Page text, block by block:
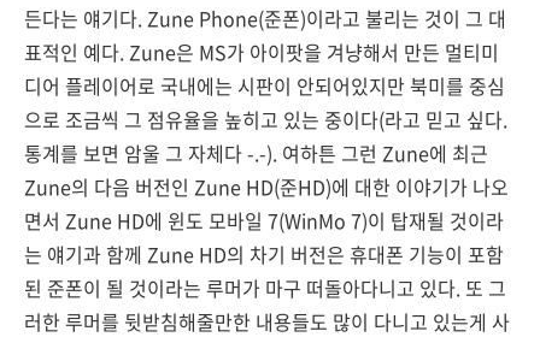
든다는 얘기다. Zune Phone(준폰)이라고 불리는 것이 그 대
표적인 예다. Zune은 MS가 아이팟을 겨냥해서 만든 멀티미
디어 플레이어로 국내에는 시판이 안되어있지만 북미를 중심
으로 조금씩 그 점유율을 높히고 있는 중이다(라고 믿고 싶다.
통계를 보면 암울 그 자체다 -.-). 여하튼 그런 Zune에 최근
Zune의 다음 버전인 Zune HD(준HD)에 대한 이야기가 나오
면서 Zune HD에 윈도 모바일 7(WinMo 7)이 탑재될 것이라
는 얘기과 함께 Zune HD의 차기 버전은 휴대폰 기능이 포함
된 준폰이 될 것이라는 루머가 마구 떠돌아다니고 있다. 또 그
러한 루머를 뒷받침해줄만한 내용들도 많이 다니고 있는게 사